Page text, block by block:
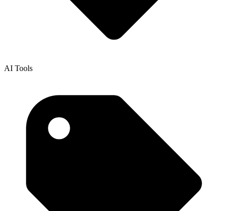
AI Tools